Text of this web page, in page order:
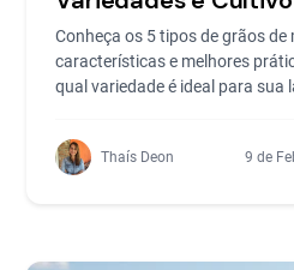
Conheça os 5 tipos de grãos de
características e melhores
qual variedade é ideal para sua
Thaís Deon 9 de